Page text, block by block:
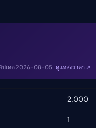
อัปเดต 2026-08-05 · ดูแหล่งราคา ↗
2,000
1